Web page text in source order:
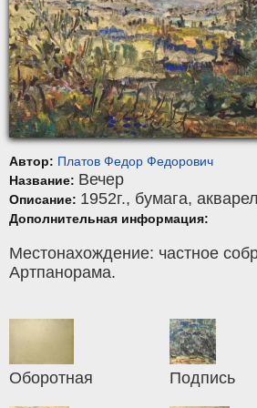
Автор: Платов Федор Федорович
Название: Вечер
Описание: 1952г., бумага,
Дополнительная информация:
Местонахождение: частное
Артпанорама.
Оборотная Подпись